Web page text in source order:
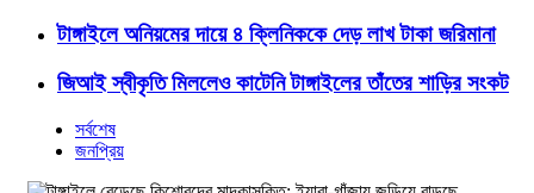
টাঙ্গাইলে অনিয়মের দায়ে ৪ ক্লিনিককে দেড় লাখ টাকা জরিমানা
জিআই স্বীকৃতি মিললেও কাটেনি টাঙ্গাইলের তাঁতের শাড়ির সংকট
সর্বশেষ
জনপ্রিয়